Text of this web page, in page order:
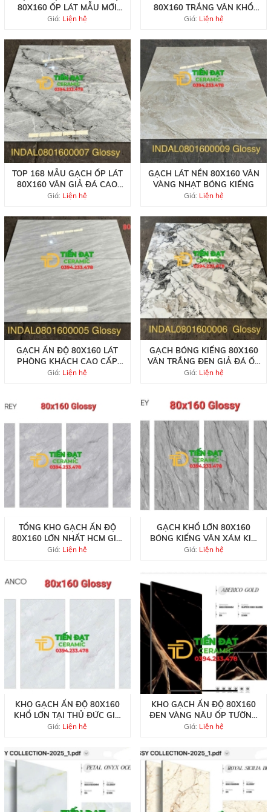
80X160 ỐP LÁT MẪU MỚI
ĐẸP RẺ
Giá: Liện hệ
80X160 TRẮNG VÂN KHỔ
LỚN ỐP TƯỜNG
Giá: Liện hệ
TOP 168 MẪU GẠCH ỐP LÁT
80X160 VÂN GIẢ ĐÁ CAO
CẤP
Giá: Liện hệ
GẠCH LÁT NỀN 80X160 VÂN
VÀNG NHẠT BÓNG KIẾNG
Giá: Liện hệ
GẠCH ẤN ĐỘ 80X160 LÁT
PHÒNG KHÁCH CAO CẤP
MỚI NHẤT
Giá: Liện hệ
GẠCH BÓNG KIẾNG 80X160
VÂN TRẮNG ĐEN GIẢ ĐÁ ỐP
LÁT
Giá: Liện hệ
TỔNG KHO GẠCH ẤN ĐỘ
80X160 LỚN NHẤT HCM GIÁ
RẺ
Giá: Liện hệ
GẠCH KHỔ LỚN 80X160
BÓNG KIẾNG VÂN XÁM KIM
CƯƠNG
Giá: Liện hệ
KHO GẠCH ẤN ĐỘ 80X160
KHỔ LỚN TẠI THỦ ĐỨC GIÁ
RẺ
Giá: Liện hệ
KHO GẠCH ẤN ĐỘ 80X160
ĐEN VÀNG NÂU ỐP TƯỜNG
TRANG TRÍ
Giá: Liện hệ